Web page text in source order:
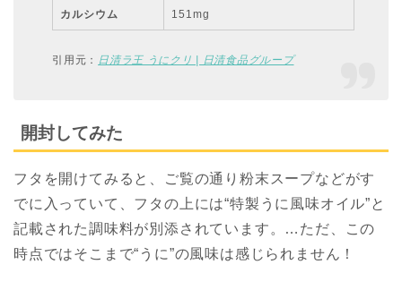
カルシウム 151mg
引用元： 日清ラ王 うにクリ | 日清食品グループ
開封してみた
フタを開けてみると、ご覧の通り粉末スープなどがす
でに入っていて、フタの上には“特製うに風味オイル”と
記載された調味料が別添されています。…ただ、この
時点ではそこまで“うに”の風味は感じられません！